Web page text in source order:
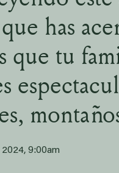
has
que tu
9:00am